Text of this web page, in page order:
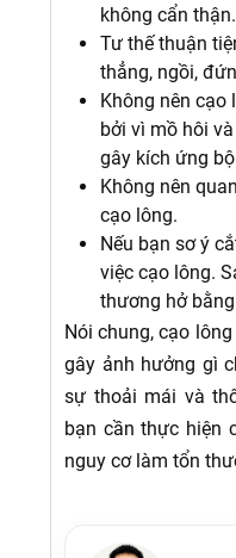
không cẩn thận.
Tư thế thuận
thẳng, ngồi,
Không nên cạo
bởi vì mồ hôi
gây kích ứng
Không nên
cạo lông.
Nếu bạn sơ ý
việc cạo lông.
thương hở
Nói chung, cạo
gây ảnh hưởng gì
sự thoải mái và
bạn cần thực hiện
nguy cơ làm tổn